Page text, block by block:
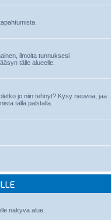
ilmoita tunnuksesi
tälle alueelle.
jo niin tehnyt? Kysy neuvoa, jaa
tällä palstalla.
näkyvä alue.